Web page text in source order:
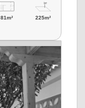
81m² 225m²